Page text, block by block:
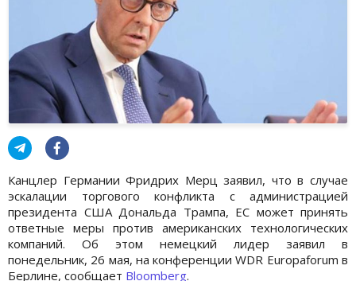
Канцлер Германии Фридрих Мерц заявил, что в случае
эскалации торгового конфликта с администрацией
президента США Дональда Трампа, ЕС может принять
ответные меры против американских технологических
компаний. Об этом немецкий лидер заявил в
понедельник, 26 мая, на конференции WDR Europaforum в
Берлине, сообщает Bloomberg.